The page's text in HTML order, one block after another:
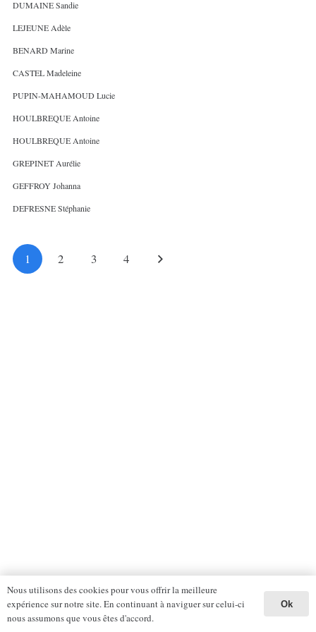
DUMAINE Sandie
LEJEUNE Adèle
BENARD Marine
CASTEL Madeleine
PUPIN-MAHAMOUD Lucie
HOULBREQUE Antoine
HOULBREQUE Antoine
GREPINET Aurélie
GEFFROY Johanna
DEFRESNE Stéphanie
1 2 3 4
Nous utilisons des cookies pour vous offrir la meilleure
expérience sur notre site. En continuant à naviguer sur celui-ci
nous assumons que vous êtes d'accord.
Ok